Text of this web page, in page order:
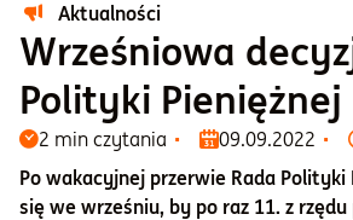
Emerytura
Inwestycje
Blog
Aktualności
Wrześniowa
Polityki Pieniężnej
2 min czytania 09.09.2022
Po wakacyjnej przerwie Rada Polityki
się we wrześniu, by po raz 11. z